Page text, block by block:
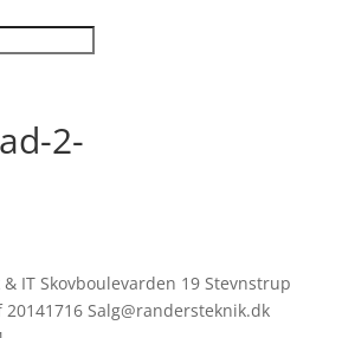
2-
IT Skovboulevarden 19 Stevnstrup
20141716 Salg@randersteknik.dk